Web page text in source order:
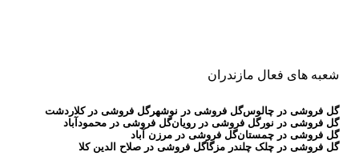
شعبه های فعال مازندران
گل فروشی در چالوسگل فروشی در نوشهرگل فروشی در کلاردشت
گل فروشی در نورگل فروشی در رویانگل فروشی در محمودآباد
گل فروشی در چمستانگل فروشی در مرزن آباد
گل فروشی در چلک چلندر مزگاگل فروشی در صلاح الدین کلا